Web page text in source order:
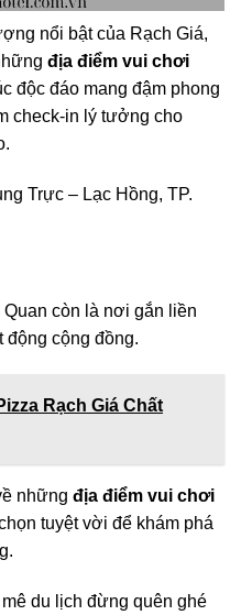
nổi bật của Rạch Giá,
địa điểm vui chơi
độc đáo mang đậm phong
check-in lý tưởng cho
Trực – Lạc Hồng, TP.
Quan còn là nơi gắn liền
động cộng đồng.
Rạch Giá Chất
những địa điểm vui chơi
tuyệt vời để khám phá
du lịch đừng quên ghé